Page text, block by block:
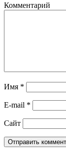
Комментарий
Имя *
E-mail *
Сайт